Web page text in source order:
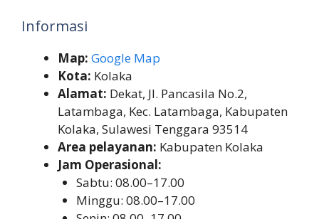
Informasi
Map: Google Map
Kota: Kolaka
Alamat: Dekat, Jl. Pancasila No.2,
Latambaga, Kec. Latambaga, Kabupaten
Kolaka, Sulawesi Tenggara 93514
Area pelayanan: Kabupaten Kolaka
Jam Operasional:
Sabtu: 08.00–17.00
Minggu: 08.00–17.00